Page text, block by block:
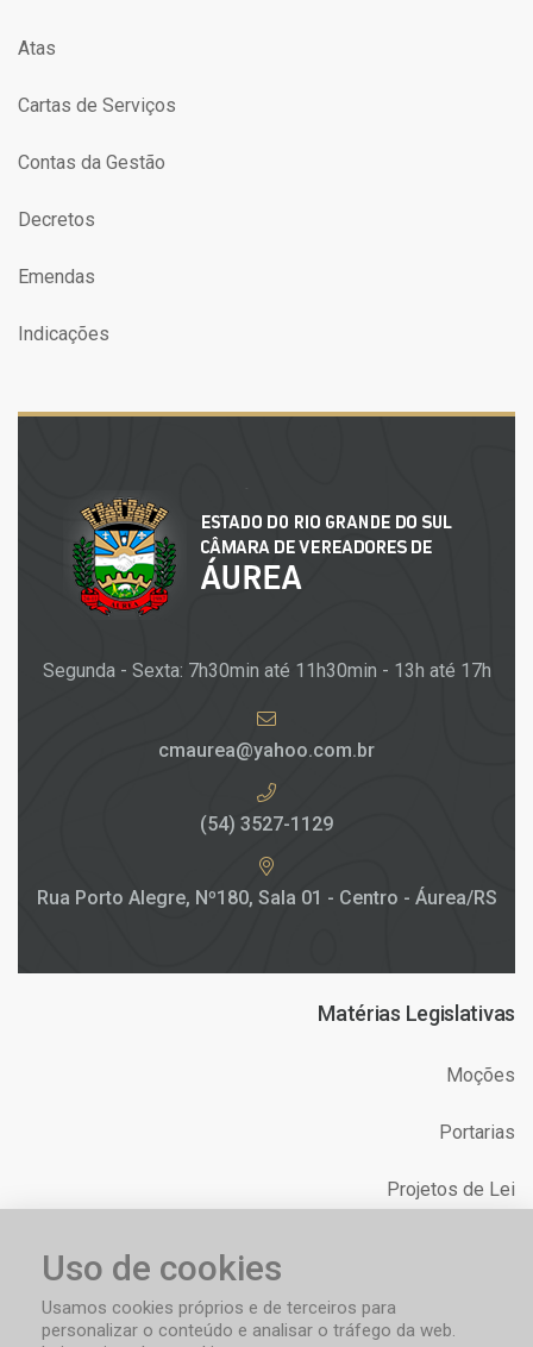
Atas
Cartas de Serviços
Contas da Gestão
Decretos
Emendas
Indicações
Segunda - Sexta: 7h30min até 11h30min - 13h até 17h
cmaurea@yahoo.com.br
(54) 3527-1129
Rua Porto Alegre, Nº180, Sala 01 - Centro - Áurea/RS
Matérias Legislativas
Moções
Portarias
Projetos de Lei
Requerimentos
Uso de cookies
Usamos cookies próprios e de terceiros para
personalizar o conteúdo e analisar o tráfego da web.